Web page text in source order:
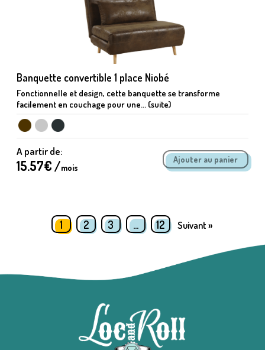
Banquette convertible 1 place Niobé
Fonctionnelle et design, cette banquette se transforme
facilement en couchage pour une... (suite)
A partir de:
15.57€ /mois
1 2 3 … 12 Suivant »